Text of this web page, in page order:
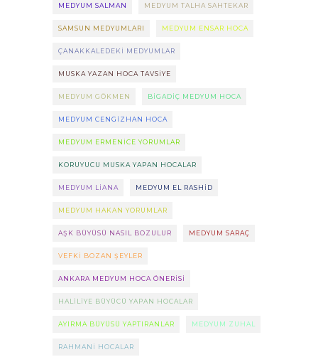
MEDYUM SALMAN MEDYUM TALHA SAHTEKAR
SAMSUN MEDYUMLARI MEDYUM ENSAR HOCA
ÇANAKKALEDEKI MEDYUMLAR
MUSKA YAZAN HOCA TAVSIYE
MEDYUM GÖKMEN BIGADIÇ MEDYUM HOCA
MEDYUM CENGIZHAN HOCA
MEDYUM ERMENICE YORUMLAR
KORUYUCU MUSKA YAPAN HOCALAR
MEDYUM LIANA MEDYUM EL RASHID
MEDYUM HAKAN YORUMLAR
AŞK BÜYÜSÜ NASIL BOZULUR MEDYUM SARAÇ
VEFKI BOZAN ŞEYLER
ANKARA MEDYUM HOCA ÖNERISI
HALILIYE BÜYÜCÜ YAPAN HOCALAR
AYIRMA BÜYÜSÜ YAPTIRANLAR MEDYUM ZUHAL
RAHMANI HOCALAR